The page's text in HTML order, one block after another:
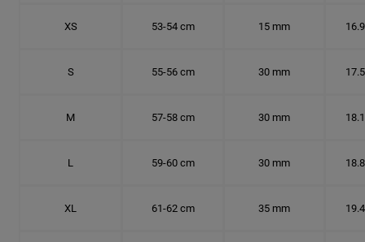
XS 53-54 cm 15 mm
S 55-56 cm 30 mm
M 57-58 cm 30 mm
L 59-60 cm 30 mm
XL 61-62 cm 35 mm